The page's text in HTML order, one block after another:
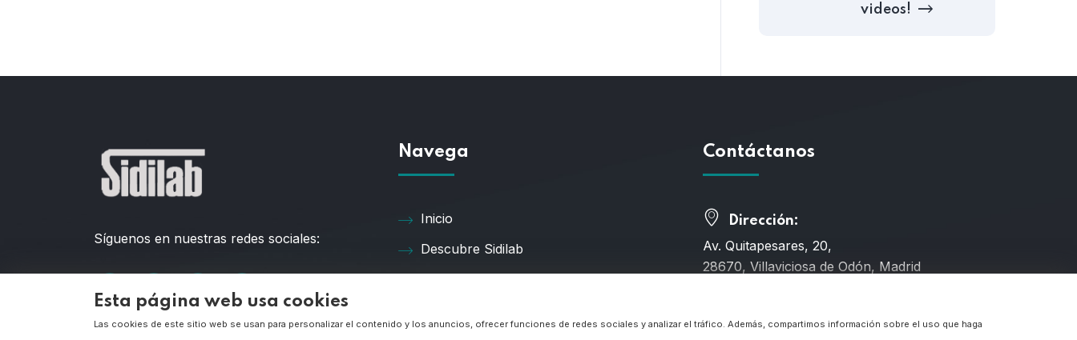
videos!
Síguenos en nuestras redes sociales:
Navega
Inicio
Descubre Sidilab
Contáctanos
Dirección:
Av. Quitapesares, 20,
28670, Villaviciosa de Odón, Madrid
Esta página web usa cookies
Las cookies de este sitio web se usan para personalizar el contenido y los anuncios, ofrecer funciones de redes sociales y analizar el tráfico. Además, compartimos información sobre el uso que haga